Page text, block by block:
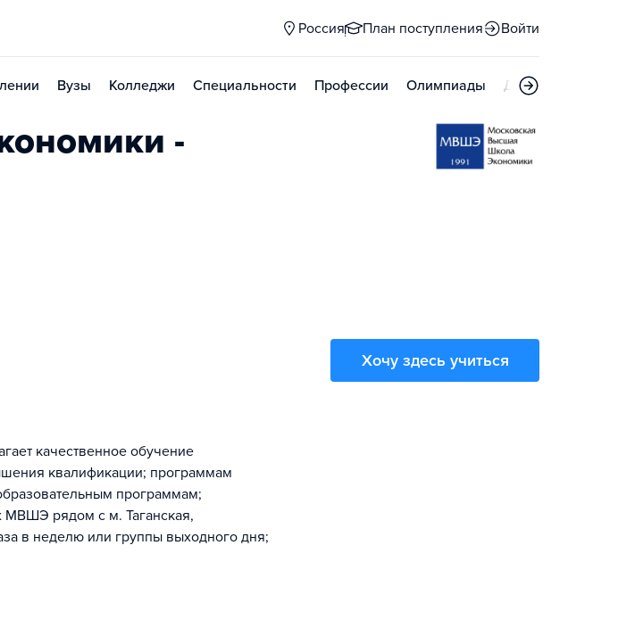
Россия План поступления Войти
Вузы Колледжи Специальности Профессии Олимпиады Дни открытых
-
качественное обучение
квалификации; программам
программам;
МВШЭ рядом с м. Таганская,
в неделю или группы выходного дня;
Хочу здесь учиться